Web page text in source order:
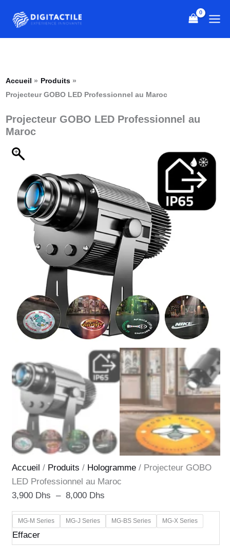
Accueil
Produits
Projecteur GOBO LED Professionnel au Maroc
Projecteur GOBO LED Professionnel au
Maroc
Accueil / Produits / Hologramme / Projecteur GOBO
LED Professionnel au Maroc
3,900 Dhs – 8,000 Dhs
MG-M Series MG-J Series MG-BS Series MG-X Series
Effacer
de
Professionnel
au